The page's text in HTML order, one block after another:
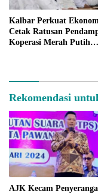
Kalbar Perkuat
Cetak Ratusan
Koperasi Merah Putih
Rekomendasi
AJK Kecam